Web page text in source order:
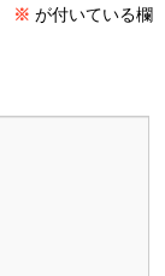
※ が付いている欄